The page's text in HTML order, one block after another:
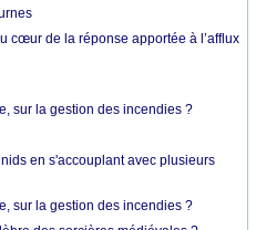
cœur de la réponse apportée à l’afflux
sur la gestion des incendies ?
en s'accouplant avec plusieurs
sur la gestion des incendies ?